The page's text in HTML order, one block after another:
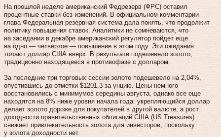
На прошлой неделе американский Федрезерв (ФРС) оставил
процентные ставки без изменений. В официальном комментарии
глава Федеральная резервная система дала понять, что продолжит
политику повышения ставок. Аналитики не сомневаются, что
на заседании в декабре американский регулятор пойдет еще
на одно — четвертое — повышение в этом году. Эти ожидания
толают доллар США вверх. В результате подешевело золото,
традиционно находящееся в противофазе с долларом.
За последние три торговых сессии золото подешевело на 2,04%,
опустившись до отметки $1201,3 за унцию. Цены немного
восстановились с минимумов середины августа, однако все еще
находятся на 8% ниже уровня начала года: укрепляющийся доллар
делает золото дороже для покупателей в другой валюте, а рост
доходности правительственных облигаций США (US Treasures)
снижает привлекательность золота для инвесторов, поскольку
у золота доходности нет.